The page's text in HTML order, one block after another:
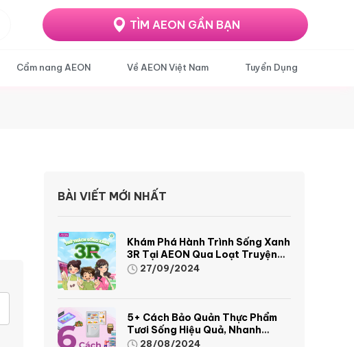
TÌM AEON GẦN BẠN
Cẩm nang AEON Về AEON Việt Nam Tuyển Dụng
BÀI VIẾT MỚI NHẤT
Khám Phá Hành Trình Sống Xanh
3R Tại AEON Qua Loạt Truyện
Tranh Sinh Động Và Thú Vị
27/09/2024
5+ Cách Bảo Quản Thực Phẩm
Tươi Sống Hiệu Quả, Nhanh
Chóng
28/08/2024